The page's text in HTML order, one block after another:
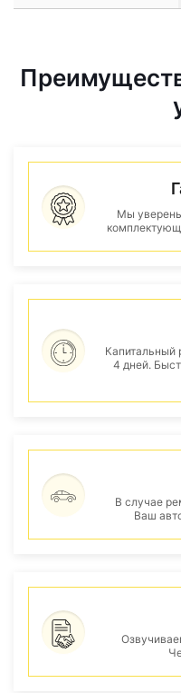
Мы
Капитальный
4 дней.
В случае
Ваш